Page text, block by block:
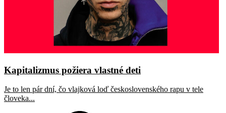
Kapitalizmus požiera vlastné deti
Je to len pár dní, čo vlajková loď československého rapu v tele
človeka...